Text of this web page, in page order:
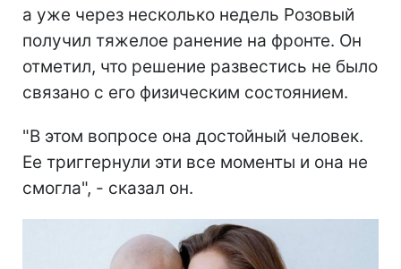
а уже через несколько недель Розовый
получил тяжелое ранение на фронте. Он
отметил, что решение развестись не было
связано с его физическим состоянием.
"В этом вопросе она достойный человек.
Ее триггернули эти все моменты и она не
смогла", - сказал он.